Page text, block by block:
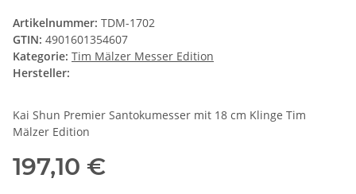
Artikelnummer: TDM-1702
GTIN: 4901601354607
Kategorie: Tim Mälzer Messer Edition
Hersteller:
Kai Shun Premier Santokumesser mit 18 cm Klinge Tim
Mälzer Edition
197,10 €